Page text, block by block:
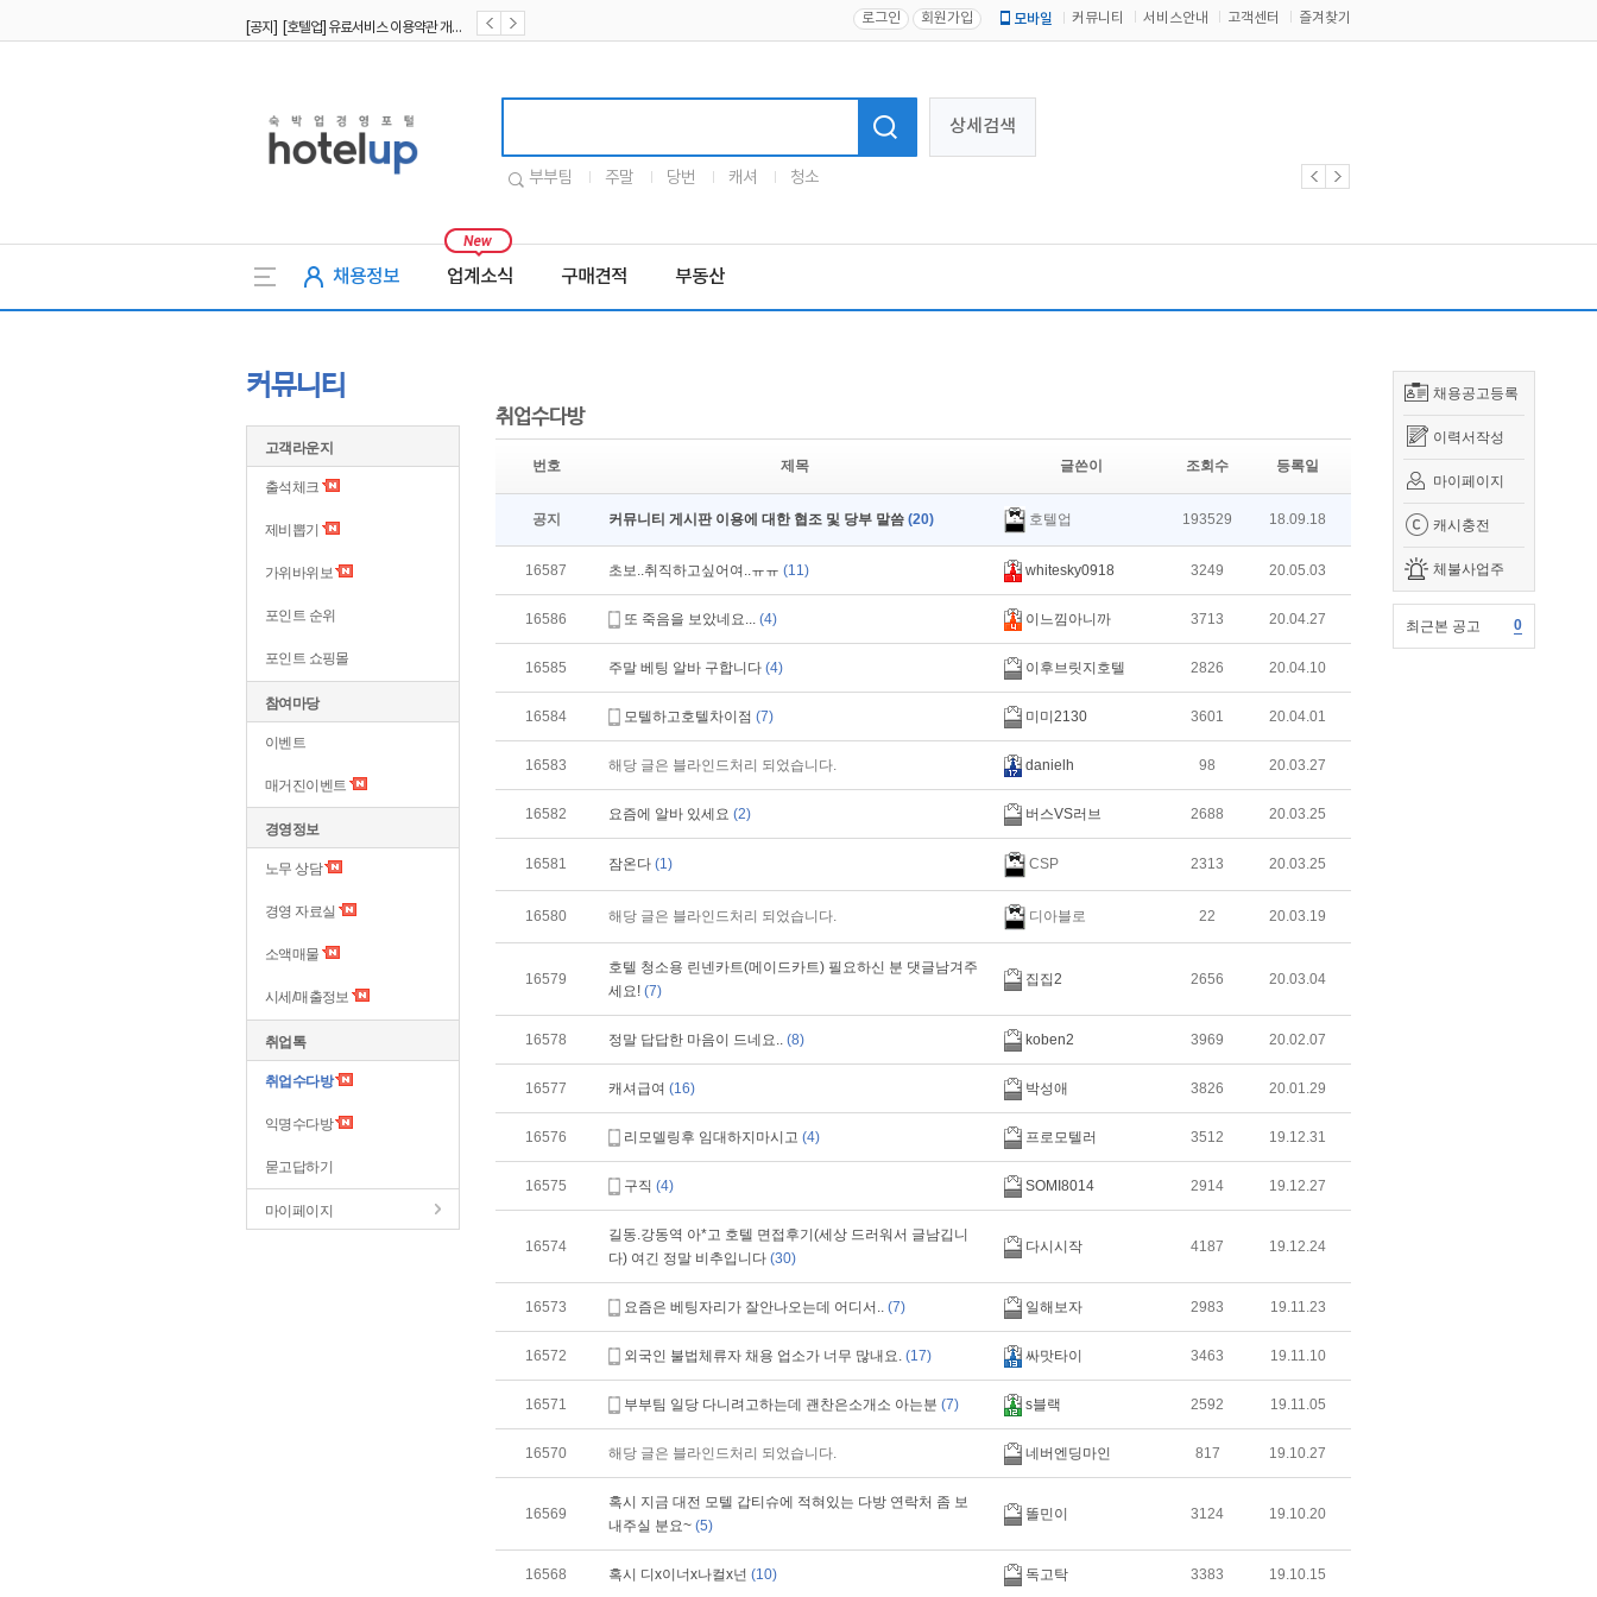
로그인 회원가입 모바일 커뮤니티 서비스안내 고객센터 즐겨찾기
상세검색
부부팀 주말 당번 캐셔 청소
채용정보 업계소식 구매견적 부동산
채용공고등록
이력서작성
마이페이지
캐시충전
체불사업주
최근본 공고 0
커뮤니티
고객라운지
출석체크
제비뽑기
가위바위보
포인트 순위
포인트 쇼핑몰
참여마당
이벤트
매거진이벤트
경영정보
노무 상담
경영 자료실
소액매물
시세/매출정보
취업톡
취업수다방
익명수다방
묻고답하기
마이페이지
취업수다방
번호 제목 글쓴이 조회수 등록일
공지 커뮤니티 게시판 이용에 대한 협조 및 당부 말씀 (20) 호텔업 193529 18.09.18
16587 초보..취직하고싶어여..ㅠㅠ (11) whitesky0918 3249 20.05.03
16586 또 죽음을 보았네요... (4) 이느낌아니까 3713 20.04.27
16585 주말 베팅 알바 구합니다 (4) 이후브릿지호텔 2826 20.04.10
16584 모텔하고호텔차이점 (7) 미미2130 3601 20.04.01
16583 해당 글은 블라인드처리 되었습니다. danielh 98 20.03.27
16582 요즘에 알바 있세요 (2) 버스VS러브 2688 20.03.25
16581 잠온다 (1) CSP 2313 20.03.25
16580 해당 글은 블라인드처리 되었습니다. 디아블로 22 20.03.19
16579
호텔 청소용 린넨카트(메이드카트) 필요하신 분 댓글남겨주
세요! (7)
집집2 2656 20.03.04
16578 정말 답답한 마음이 드네요.. (8) koben2 3969 20.02.07
16577 캐셔급여 (16) 박성애 3826 20.01.29
16576 리모델링후 임대하지마시고 (4) 프로모텔러 3512 19.12.31
16575 구직 (4) SOMI8014 2914 19.12.27
16574
길동.강동역 아*고 호텔 면접후기(세상 드러워서 글남깁니
다) 여긴 정말 비추입니다 (30)
다시시작 4187 19.12.24
16573 요즘은 베팅자리가 잘안나오는데 어디서.. (7) 일해보자 2983 19.11.23
16572 외국인 불법체류자 채용 업소가 너무 많내요. (17) 싸맛타이 3463 19.11.10
16571 부부팀 일당 다니려고하는데 괜찬은소개소 아는분 (7) s블랙 2592 19.11.05
16570 해당 글은 블라인드처리 되었습니다. 네버엔딩마인 817 19.10.27
16569
혹시 지금 대전 모텔 갑티슈에 적혀있는 다방 연락처 좀 보
내주실 분요~ (5)
똘민이 3124 19.10.20
16568 혹시 디x이너x나컬x넌 (10) 독고탁 3383 19.10.15